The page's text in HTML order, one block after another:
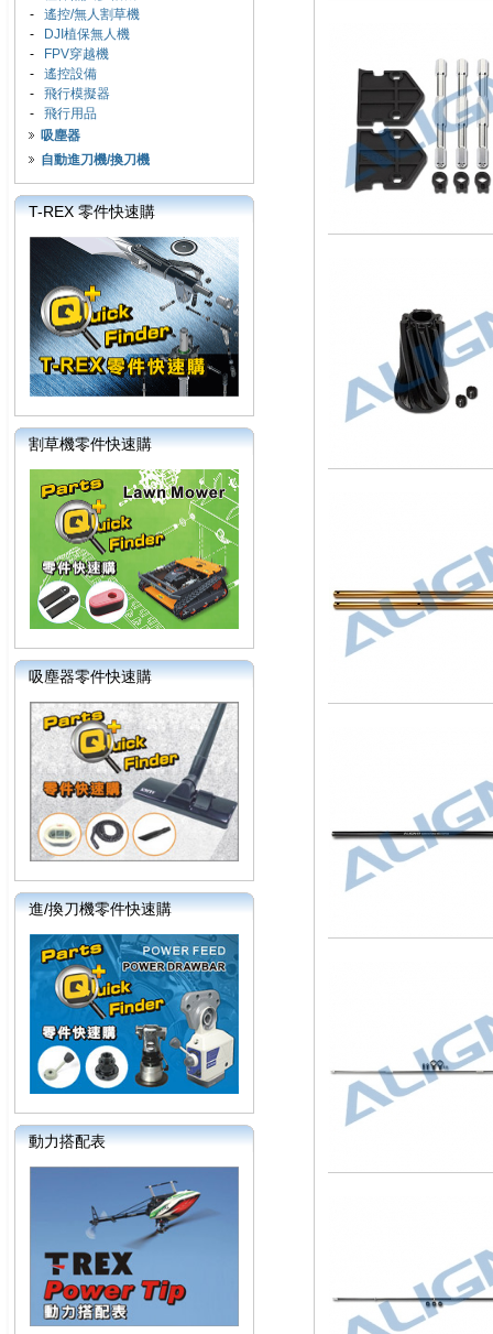
- 遙控/無人割草機
-
DJI植保無人機
-
FPV穿越機
- 遙控設備
- 飛行模擬器
- 飛行用品
吸塵器
自動進刀機/換刀機
T-REX 零件快速購
割草機零件快速購
吸塵器零件快速購
進/換刀機零件快速購
動力搭配表